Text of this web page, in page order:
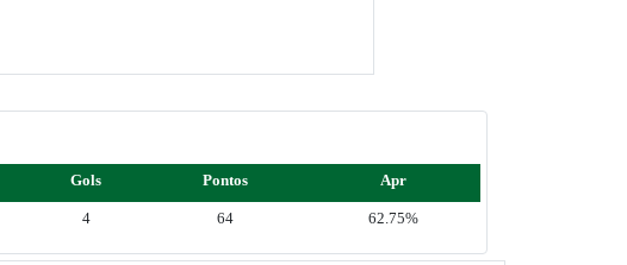
Gols Pontos Apr
4 64 62.75%